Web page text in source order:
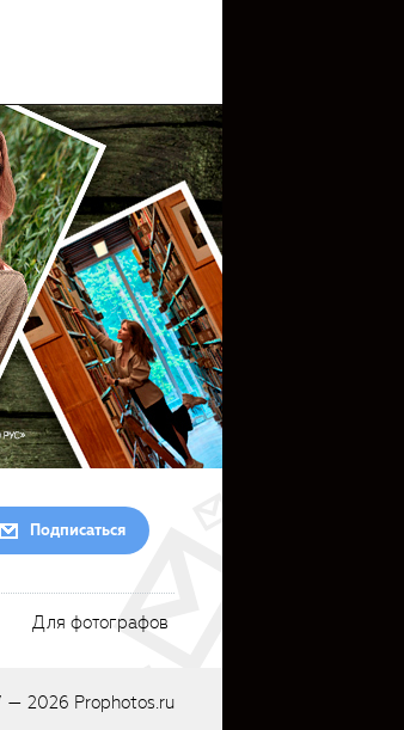
Подписаться
Для фотографов
— 2026 Prophotos.ru